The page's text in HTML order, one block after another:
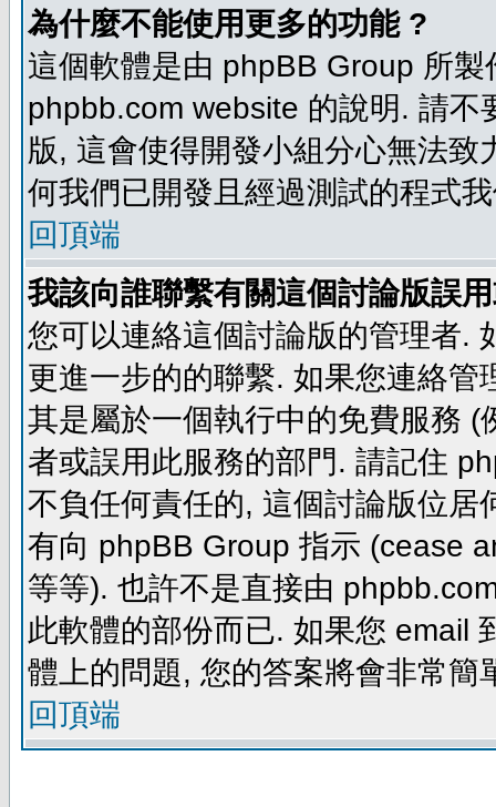
為什麼不能使用更多的功能 ?
這個軟體是由 phpBB Group 所
phpbb.com website 的說明. 請
版, 這會使得開發小組分心無法
何我們已開發且經過測試的程式
回頂端
我該向誰聯繫有關這個討論版誤
您可以連絡這個討論版的管理者.
更進一步的的聯繫. 如果您連絡
其是屬於一個執行中的免費服務
者或誤用此服務的部門. 請記住
不負任何責任的, 這個討論版位
有向 phpBB Group 指示 (cease
等等). 也許不是直接由
此軟體的部份而已. 如果您 email
體上的問題, 您的答案將會非常簡
回頂端